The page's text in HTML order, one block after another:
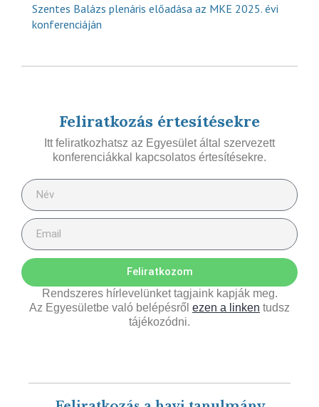
Szentes Balázs plenáris előadása az MKE 2025. évi
konferenciáján
Feliratkozás értesítésekre
Itt feliratkozhatsz az Egyesület által szervezett
konferenciákkal kapcsolatos értesítésekre.
Feliratkozom
Rendszeres hírlevelünket tagjaink kapják meg.
Az Egyesületbe való belépésről ezen a linken tudsz
tájékozódni.